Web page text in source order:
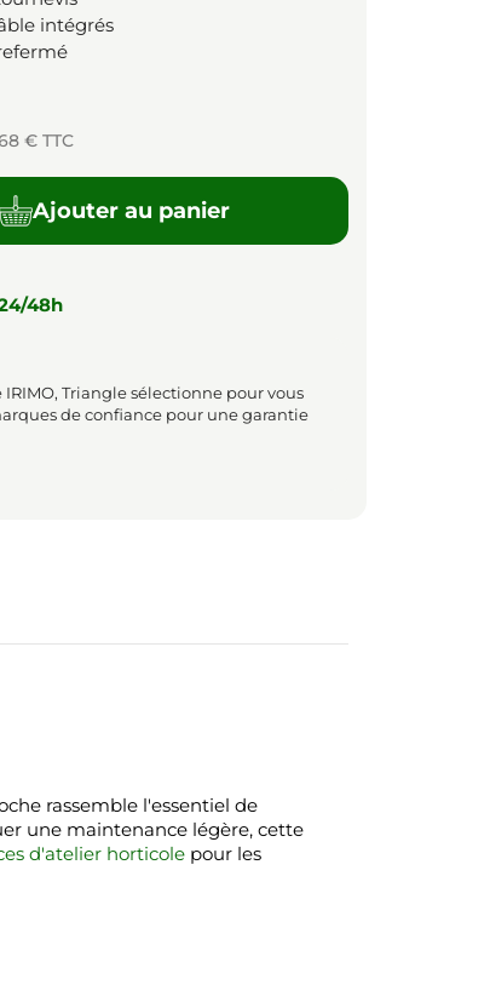
intégrés
€ TTC
Ajouter au panier
48h
Triangle sélectionne pour vous
de confiance pour une garantie
rassemble l'essentiel de
une maintenance légère, cette
d'atelier horticole pour les